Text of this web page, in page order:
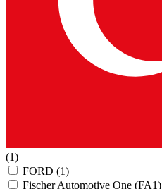
(1)
FORD (1)
Fischer Automotive One (FA1)